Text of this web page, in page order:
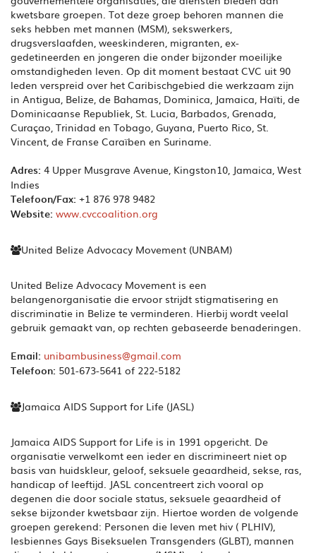
kwetsbare groepen. Tot deze groep behoren mannen die
seks hebben met mannen (MSM), sekswerkers,
drugsverslaafden, weeskinderen, migranten, ex-
gedetineerden en jongeren die onder bijzonder moeilijke
omstandigheden leven. Op dit moment bestaat CVC uit 90
leden verspreid over het Caribischgebied die werkzaam zijn
in Antigua, Belize, de Bahamas, Dominica, Jamaica, Haïti, de
Dominicaanse Republiek, St. Lucia, Barbados, Grenada,
Curaçao, Trinidad en Tobago, Guyana, Puerto Rico, St.
Vincent, de Franse Caraïben en Suriname.
Adres: 4 Upper Musgrave Avenue, Kingston10, Jamaica, West
Indies
Telefoon/Fax: +1 876 978 9482
Website: www.cvccoalition.org
United Belize Advocacy Movement (UNBAM)
United Belize Advocacy Movement is een
belangenorganisatie die ervoor strijdt stigmatisering en
discriminatie in Belize te verminderen. Hierbij wordt veelal
gebruik gemaakt van, op rechten gebaseerde benaderingen.
Email: unibambusiness@gmail.com
Telefoon: 501-673-5641 of 222-5182
Jamaica AIDS Support for Life (JASL)
Jamaica AIDS Support for Life is in 1991 opgericht. De
organisatie verwelkomt een ieder en discrimineert niet op
basis van huidskleur, geloof, seksuele geaardheid, sekse, ras,
handicap of leeftijd. JASL concentreert zich vooral op
degenen die door sociale status, seksuele geaardheid of
sekse bijzonder kwetsbaar zijn. Hiertoe worden de volgende
groepen gerekend: Personen die leven met hiv ( PLHIV),
lesbiennes Gays Biseksuelen Transgenders (GLBT), mannen